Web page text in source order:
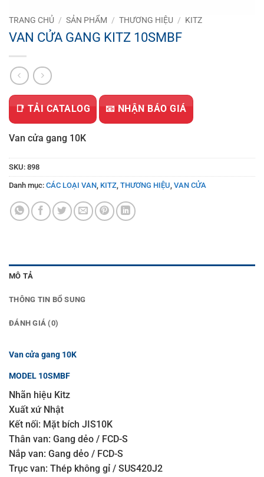
TRANG CHỦ / SẢN PHẨM / THƯƠNG HIỆU / KITZ
VAN CỬA GANG KITZ 10SMBF
📑 TẢI CATALOG 📧 NHẬN BÁO GIÁ
Van cửa gang 10K
SKU: 898
Danh mục: CÁC LOẠI VAN KITZ THƯƠNG HIỆU VAN CỬA
MÔ TẢ
THÔNG TIN BỔ SUNG
ĐÁNH GIÁ (0)
Van cửa gang 10K
MODEL 10SMBF
Nhãn hiệu Kitz
Xuất xứ Nhật
Kết nối: Mặt bích JIS10K
Thân van: Gang dẻo / FCD-S
Nắp van: Gang dẻo / FCD-S
Trục van: Thép không gỉ / SUS420J2